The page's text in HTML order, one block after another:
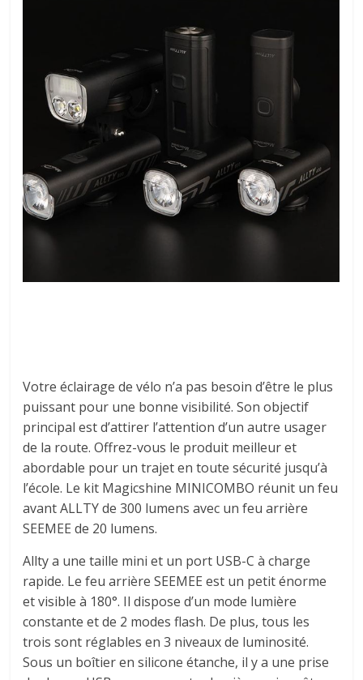
Votre éclairage de vélo n’a pas besoin d’être le plus
puissant pour une bonne visibilité. Son objectif
principal est d’attirer l’attention d’un autre usager
de la route. Offrez-vous le produit meilleur et
abordable pour un trajet en toute sécurité jusqu’à
l’école. Le kit Magicshine MINICOMBO réunit un feu
avant ALLTY de 300 lumens avec un feu arrière
SEEMEE de 20 lumens.
Allty a une taille mini et un port USB-C à charge
rapide. Le feu arrière SEEMEE est un petit énorme
et visible à 180°. Il dispose d’un mode lumière
constante et de 2 modes flash. De plus, tous les
trois sont réglables en 3 niveaux de luminosité.
Sous un boîtier en silicone étanche, il y a une prise